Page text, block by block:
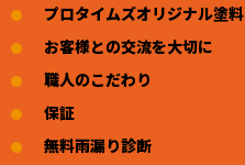
プロタイムズオリジナル塗料
お客様との交流を大切に
職人のこだわり
保証
無料雨漏り診断